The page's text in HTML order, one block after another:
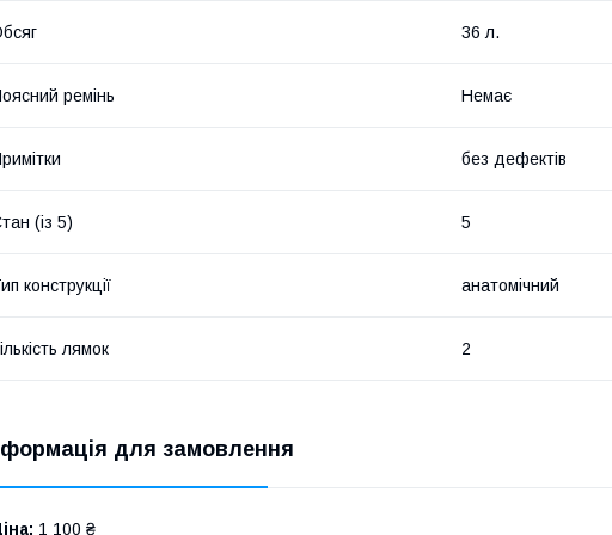
36 л.
ремінь Немає
без дефектів
(із 5) 5
конструкції анатомічний
лямок 2
для замовлення
1 100 ₴